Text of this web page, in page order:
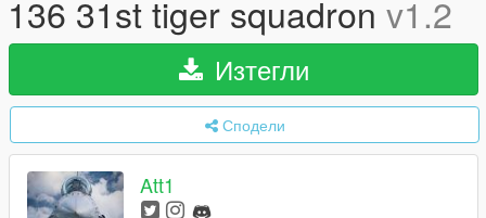
136 31st tiger squadron v1.2
Изтегли
Сподели
Att1